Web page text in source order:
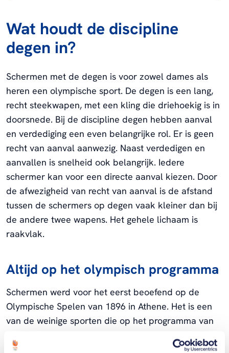
Wat houdt de discipline
degen in?
Schermen met de degen is voor zowel dames als
heren een olympische sport. De degen is een lang,
recht steekwapen, met een kling die driehoekig is in
doorsnede. Bij de discipline degen hebben aanval
en verdediging een even belangrijke rol. Er is geen
recht van aanval aanwezig. Naast verdedigen en
aanvallen is snelheid ook belangrijk. Iedere
schermer kan voor een directe aanval kiezen. Door
de afwezigheid van recht van aanval is de afstand
tussen de schermers op degen vaak kleiner dan bij
de andere twee wapens. Het gehele lichaam is
raakvlak.
Altijd op het olympisch programma
Schermen werd voor het eerst beoefend op de
Olympische Spelen van 1896 in Athene. Het is een
van de weinige sporten die op het programma van